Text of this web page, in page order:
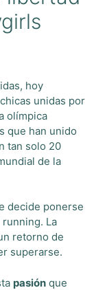
hoy
unidas por
olímpica
que han unido
tan solo 20
de la
decide ponerse
running. La
retorno de
superarse.
pasión que